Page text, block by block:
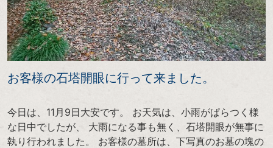
お客様の石塔開眼に行って来ました。
今日は、11月9日大安です。 お天気は、小雨がぱらつく様
な日中でしたが、 大雨になる事も無く、石塔開眼が無事に
執り行われました。 お客様の墓所は、下写真のお墓の塊の